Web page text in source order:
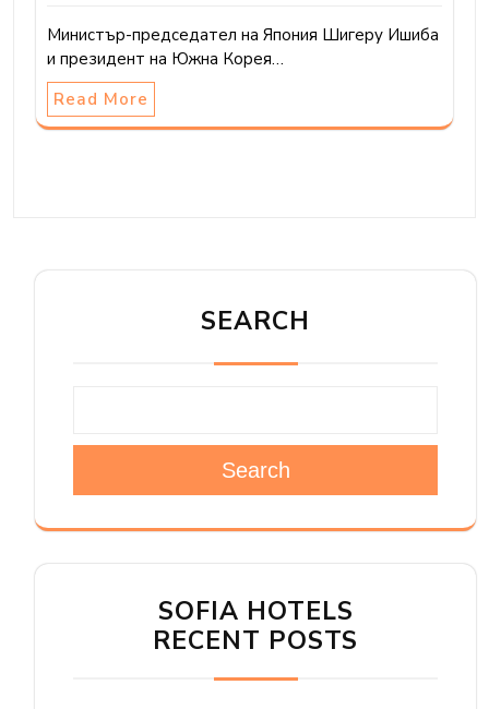
Министър-председател на Япония Шигеру Ишиба
и президент на Южна Корея…
Read More
SEARCH
Search
SOFIA HOTELS
RECENT POSTS